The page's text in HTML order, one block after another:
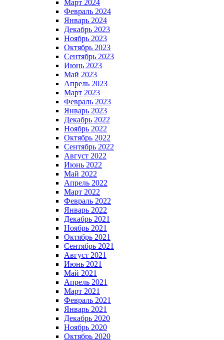
Март 2024
Февраль 2024
Январь 2024
Декабрь 2023
Ноябрь 2023
Октябрь 2023
Сентябрь 2023
Июнь 2023
Май 2023
Апрель 2023
Март 2023
Февраль 2023
Январь 2023
Декабрь 2022
Ноябрь 2022
Октябрь 2022
Сентябрь 2022
Август 2022
Июнь 2022
Май 2022
Апрель 2022
Март 2022
Февраль 2022
Январь 2022
Декабрь 2021
Ноябрь 2021
Октябрь 2021
Сентябрь 2021
Август 2021
Июнь 2021
Май 2021
Апрель 2021
Март 2021
Февраль 2021
Январь 2021
Декабрь 2020
Ноябрь 2020
Октябрь 2020